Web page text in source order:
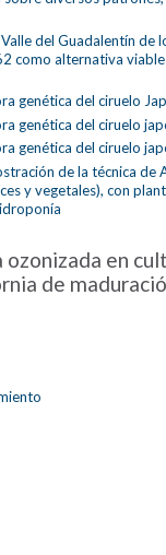
del Guadalentín de
como alternativa
genética del ciruelo
genética del ciruelo
genética del ciruelo
de la técnica de
y vegetales), con
ozonizada en
de